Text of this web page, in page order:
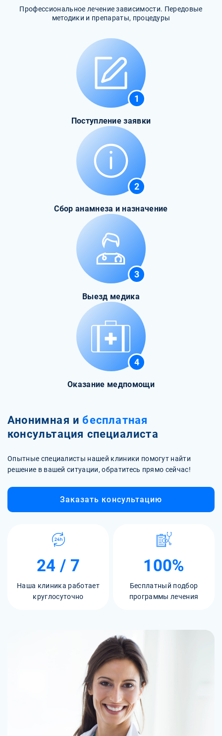
Профессиональное лечение зависимости. Передовые
методики и препараты, процедуры
1
Поступление заявки
2
Сбор анамнеза и назначение
3
Выезд медика
4
Оказание медпомощи
Анонимная и бесплатная
консультация специалиста
Опытные специалисты нашей клиники помогут найти
решение в вашей ситуации, обратитесь прямо сейчас!
Заказать консультацию
24 / 7
Наша клиника работает
круглосуточно
100%
Бесплатный подбор
программы лечения